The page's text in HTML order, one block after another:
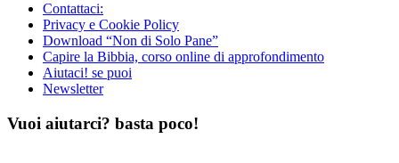
Contattaci:
Privacy e Cookie Policy
Download “Non di Solo Pane”
Capire la Bibbia, corso online di approfondimento
Aiutaci! se puoi
Newsletter
Vuoi aiutarci? basta poco!